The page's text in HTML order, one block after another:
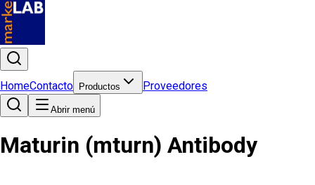
HomeContacto Productos Proveedores
Abrir menú
Maturin (mturn) Antibody